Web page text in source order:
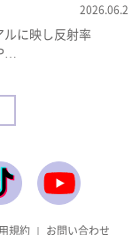
2026.06.2
ルに映し反射率
規約 ｜ お問い合わせ